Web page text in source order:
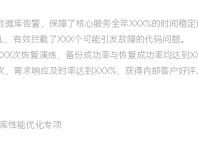
据库告警，保障了核心服务全年XXX%的时间稳
有效拦截了XXX个可能引发故障的代码问题。
次恢复演练，备份成功率与恢复成功率均达到
，需求响应及时率达到XXX%，获得内部客户好评
性能优化专项